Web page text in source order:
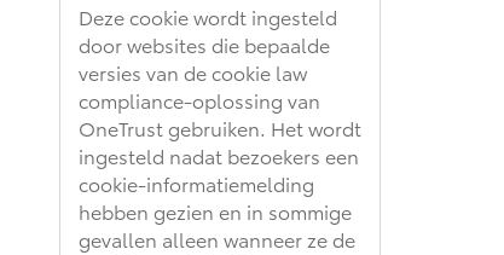
Deze cookie wordt ingesteld
door websites die bepaalde
versies van de cookie law
compliance-oplossing van
OneTrust gebruiken. Het wordt
ingesteld nadat bezoekers een
cookie-informatiemelding
hebben gezien en in sommige
gevallen alleen wanneer ze de